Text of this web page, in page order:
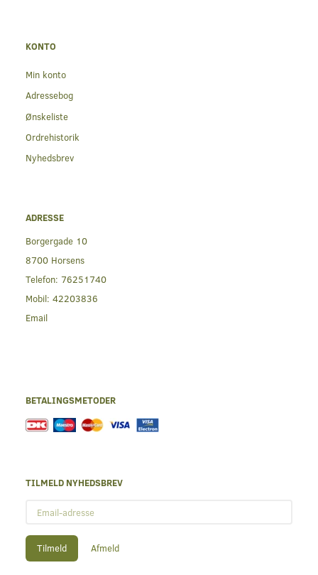
KONTO
Min konto
Adressebog
Ønskeliste
Ordrehistorik
Nyhedsbrev
ADRESSE
Borgergade 10
8700 Horsens
Telefon: 76251740
Mobil: 42203836
Email
BETALINGSMETODER
TILMELD NYHEDSBREV
adresse
Tilmeld Afmeld